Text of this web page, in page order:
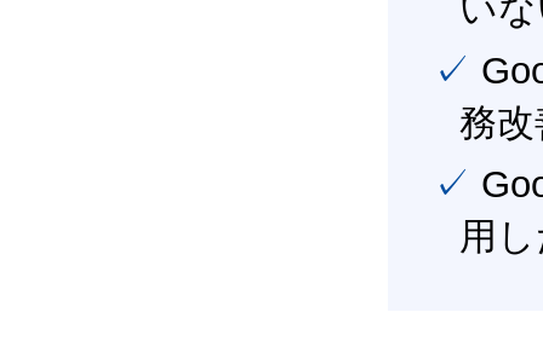
い
✓ Google Workspace（旧G Suite） を活用し、業
務
✓ Google Workspace（旧G Suite） を最大限に活
用